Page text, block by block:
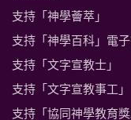
支持「神學薈萃」
支持「神學百科」電
支持「文字宣教士」
支持「文字宣教事工」
支持「協同神學教育獎